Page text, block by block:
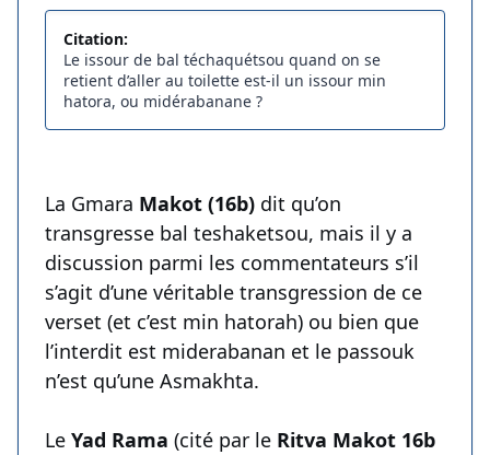
Citation:
Le issour de bal téchaquétsou quand on se
retient d’aller au toilette est-il un issour min
hatora, ou midérabanane ?
La Gmara Makot (16b) dit qu’on
transgresse bal teshaketsou, mais il y a
discussion parmi les commentateurs s’il
s’agit d’une véritable transgression de ce
verset (et c’est min hatorah) ou bien que
l’interdit est miderabanan et le passouk
n’est qu’une Asmakhta.
Le Yad Rama (cité par le Ritva Makot 16b